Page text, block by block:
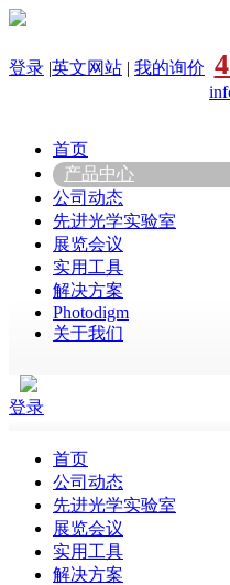
登录 |英文网站 | 我的询价
首页
产品中心
公司动态
先进光学实验室
展览会议
实用工具
解决方案
Photodigm
关于我们
登录
首页
公司动态
先进光学实验室
展览会议
实用工具
解决方案